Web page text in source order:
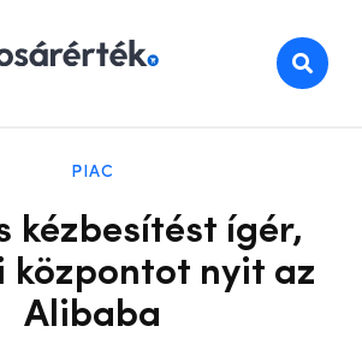
PIAC
kézbesítést ígér,
központot nyit az
Alibaba